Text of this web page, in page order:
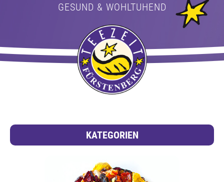
GESUND & WOHLTUHEND
KATEGORIEN